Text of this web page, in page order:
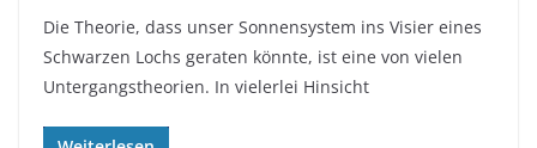
Die Theorie, dass unser Sonnensystem ins Visier eines
Schwarzen Lochs geraten könnte, ist eine von vielen
Untergangstheorien. In vielerlei Hinsicht